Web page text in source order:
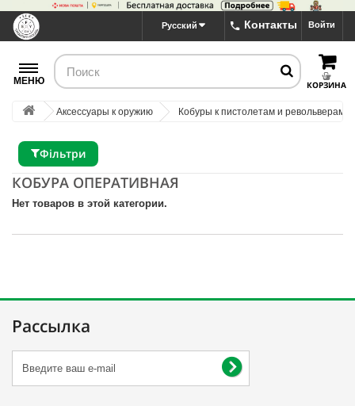
Войти
Контакты
Русский
КОРЗИНА
МЕНЮ
Аксессуары к оружию Кобуры к пистолетам и револьверам
Фільтри
КОБУРА ОПЕРАТИВНАЯ
Нет товаров в этой категории.
Рассылка